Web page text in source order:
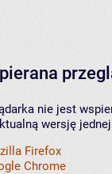
nie jest
wersję
Firefox
Chrome